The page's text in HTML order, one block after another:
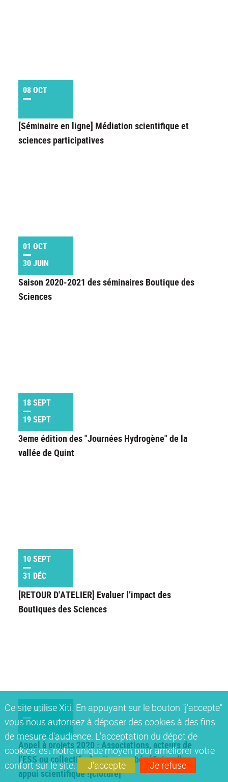
Ce site utilise Xiti. En appuyant sur le bouton "j'accepte"
vous nous autorisez à déposer des cookies à des fins
de mesure d'audience. L'acceptation du dépot de
cookies, est notre unique moyen pour améliorer votre
confort sur le site.
J'accepte Je refuse
08 OCT
[Séminaire en ligne] Médiation scientifique et
sciences participatives
01 OCT
30 JUIN
Saison 2020-2021 des séminaires Boutique des
Sciences
18 SEPT
19 SEPT
3eme édition des "Journées Hydrogène" de la
vallée de Quint
10 SEPT
31 DÉC
[RETOUR D'ATELIER] Evaluer l’impact des
Boutiques des Sciences
07 JUIN
Appel à projets 2020 : Associations, acteurs de
l'ESS ou collectifs de citoyens, bénéficiez d'un
appui scientifique ![clôturé]